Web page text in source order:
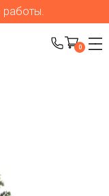
работы.
0